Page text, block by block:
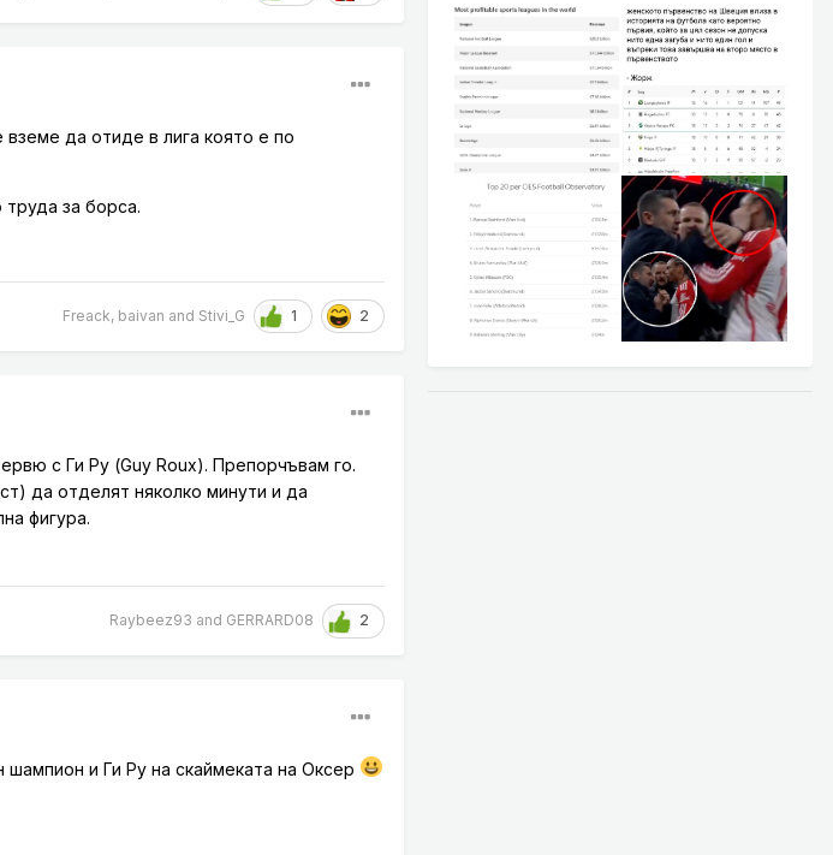
да отиде в лига която е по
за борса.
Freack, baivan and Stivi_G 1 2
с Ги Ру (Guy Roux). Препорчъвам го.
да отделят няколко минути и да
фигура.
Raybeez93 and GERRARD08 2
и Ги Ру на скаймеката на Оксер